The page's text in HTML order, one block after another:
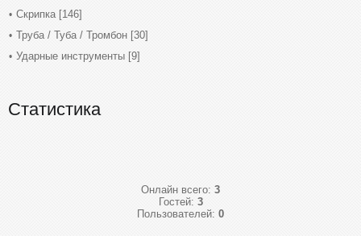
Скрипка [146]
Труба / Туба / Тромбон [30]
Ударные инструменты [9]
Статистика
Онлайн всего: 3
Гостей: 3
Пользователей: 0